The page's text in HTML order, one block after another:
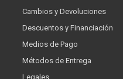
Cambios y Devoluciones
Descuentos y Financiación
Medios de Pago
Métodos de Entrega
Legales